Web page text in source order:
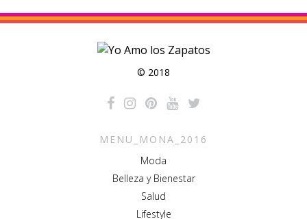
© 2018
MENU_MONA_2016
Moda
Belleza y Bienestar
Salud
Lifestyle